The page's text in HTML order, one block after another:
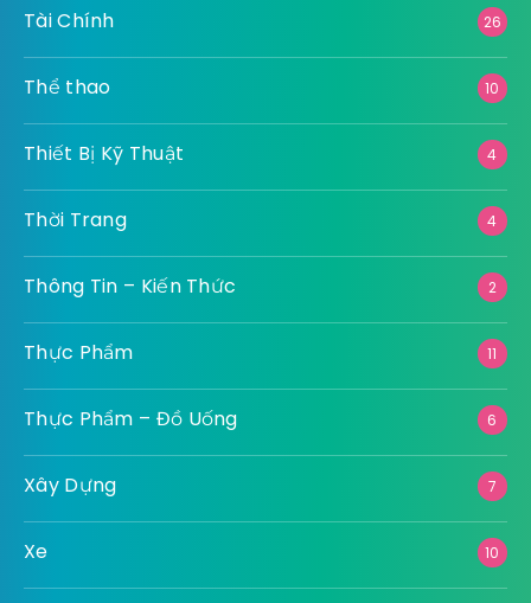
Tài Chính 26
Thể thao 10
Thiết Bị Kỹ Thuật 4
Thời Trang 4
Thông Tin – Kiến Thức 2
Thực Phẩm 11
Thực Phẩm – Đồ Uống 6
Xây Dựng 7
Xe 10